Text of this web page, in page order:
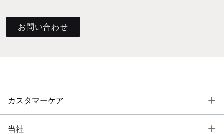
お問い合わせ
カスタマーケア
当社